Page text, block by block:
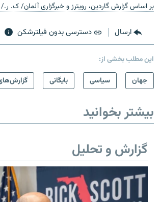
بر اساس گزارش گاردین، رویترز و خبرگزاری آلمان/ ک.
ارسال دسترسی بدون فیلترشکن
این مطلب بخشی از:
جهان
سیاسی بایگانی
بیشتر بخوانید
گزارش و تحلیل